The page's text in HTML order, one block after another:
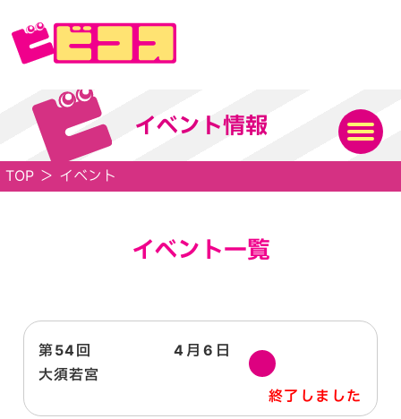
イベント情報
TOP ＞ イベント
イベント一覧
第54回 4月6日 日
大須若宮
終了しました